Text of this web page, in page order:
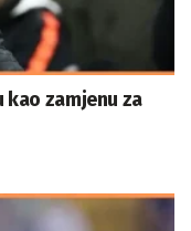
kao zamjenu za